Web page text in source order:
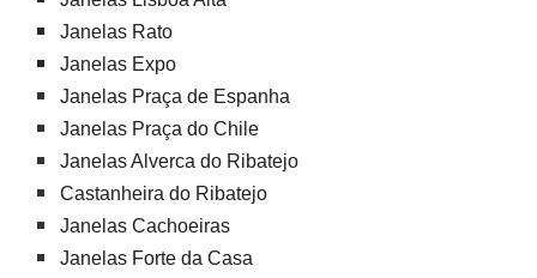
Janelas Rato
Janelas Expo
Janelas Praça de Espanha
Janelas Praça do Chile
Janelas Alverca do Ribatejo
Castanheira do Ribatejo
Janelas Cachoeiras
Janelas Forte da Casa